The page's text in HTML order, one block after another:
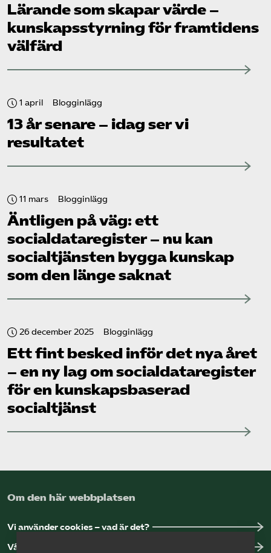
Lärande som skapar värde –
kunskapsstyrning för framtidens
välfärd
1 april Blogginlägg
13 år senare – idag ser vi
resultatet
11 mars Blogginlägg
Äntligen på väg: ett
socialdataregister – nu kan
socialtjänsten bygga kunskap
som den länge saknat
26 december 2025 Blogginlägg
Ett fint besked inför det nya året
– en ny lag om socialdataregister
för en kunskapsbaserad
socialtjänst
Om den här webbplatsen
Vi använder cookies – vad är det?
Vår dataskyddspolicy